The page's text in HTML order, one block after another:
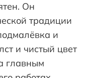
Он
традиции
и
и чистый цвет
главным